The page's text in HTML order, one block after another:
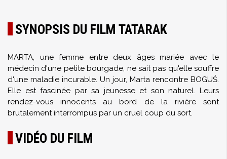
SYNOPSIS DU FILM TATARAK
MARTA, une femme entre deux âges mariée avec le
médecin d'une petite bourgade, ne sait pas qu'elle souffre
d'une maladie incurable. Un jour, Marta rencontre BOGUŚ.
Elle est fascinée par sa jeunesse et son naturel. Leurs
rendez-vous innocents au bord de la rivière sont
brutalement interrompus par un cruel coup du sort.
VIDÉO DU FILM